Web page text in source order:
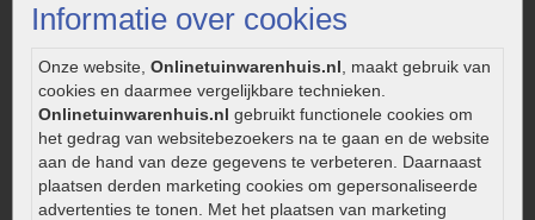
Informatie over cookies
Onze website, Onlinetuinwarenhuis.nl, maakt gebruik van
cookies en daarmee vergelijkbare technieken.
Onlinetuinwarenhuis.nl gebruikt functionele cookies om
het gedrag van websitebezoekers na te gaan en de website
aan de hand van deze gegevens te verbeteren. Daarnaast
plaatsen derden marketing cookies om gepersonaliseerde
advertenties te tonen. Met het plaatsen van marketing
Legverbanden gebakken bestrating
Onderhoud van gebakken bestrating
Aanlegtips voor gebakken bestrating
Zelf een terras aanleggen
Kleine stadstuin inrichten
0320 – 219170